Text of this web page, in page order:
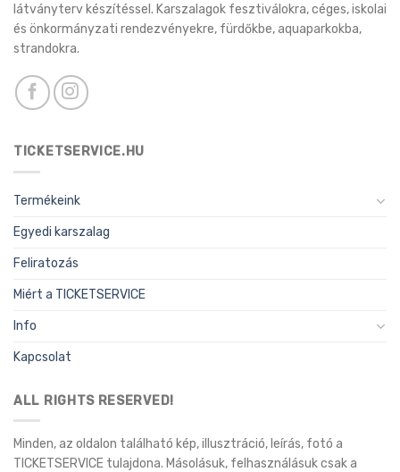
látványterv készítéssel. Karszalagok fesztiválokra, céges, iskolai
és önkormányzati rendezvényekre, fürdőkbe, aquaparkokba,
strandokra.
TICKETSERVICE.HU
Termékeink
Egyedi karszalag
Feliratozás
Miért a TICKETSERVICE
Info
Kapcsolat
ALL RIGHTS RESERVED!
Minden, az oldalon található kép, illusztráció, leírás, fotó a
TICKETSERVICE tulajdona. Másolásuk, felhasználásuk csak a